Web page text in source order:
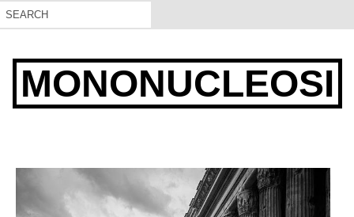
MONONUCLEOSI